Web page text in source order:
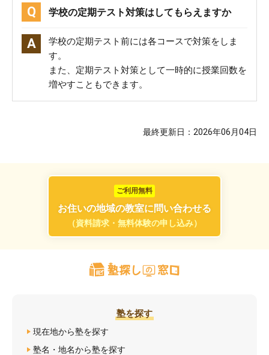
学校の定期テスト対策はしてもらえますか
学校の定期テスト前には各コースで対策をしま
す。
また、定期テスト対策として一時的に授業回数を
増やすこともできます。
最終更新日：2026年06月04日
ご利用無料
お住いの地域の教室に問い合わせる
（資料請求・無料体験の申し込み）
塾を探す
現在地から塾を探す
塾名・地名から塾を探す